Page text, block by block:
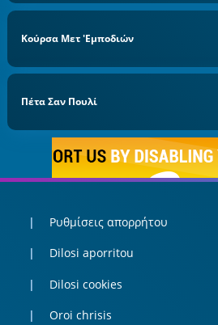
Κούρσα Μετ 'εμποδιών
Πέτα Σαν Πουλί
Ρυθμίσεις απορρήτου
Dilosi aporritou
Dilosi cookies
Oroi chrisis